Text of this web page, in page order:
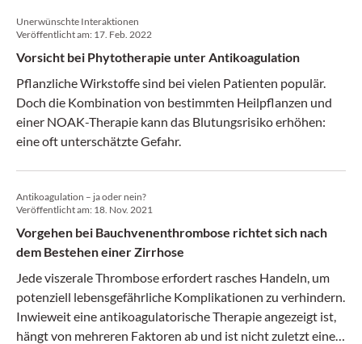
Unerwünschte Interaktionen
Veröffentlicht am: 17. Feb. 2022
Vorsicht bei Phytotherapie unter Antikoagulation
Pflanzliche Wirkstoffe sind bei vielen Patienten populär.
Doch die Kombination von bestimmten Heilpflanzen und
einer NOAK-Therapie kann das Blutungsrisiko erhöhen:
eine oft unterschätzte Gefahr.
Antikoagulation – ja oder nein?
Veröffentlicht am: 18. Nov. 2021
Vorgehen bei Bauchvenenthrombose richtet sich nach
dem Bestehen einer Zirrhose
Jede viszerale Thrombose erfordert rasches Handeln, um
potenziell lebensgefährliche Komplikationen zu verhindern.
Inwieweit eine antikoagulatorische Therapie angezeigt ist,
hängt von mehreren Faktoren ab und ist nicht zuletzt eine